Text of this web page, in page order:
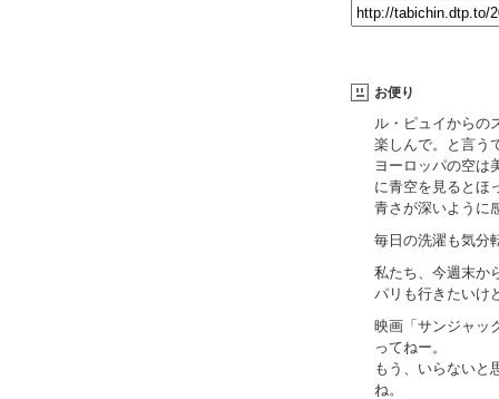
お便り
ル・ピュイからの
楽しんで。と言う
ヨーロッパの空は
に青空を見るとほ
青さが深いように
毎日の洗濯も気分
私たち、今週末か
パリも行きたいけ
映画「サンジャッ
ってねー。
もう、いらないと
ね。